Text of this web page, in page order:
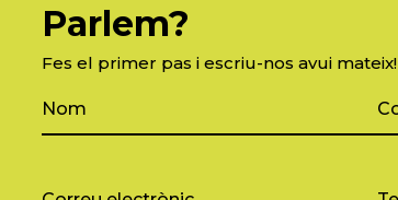
Parlem?
Fes el primer pas i escriu-nos avui mateix!